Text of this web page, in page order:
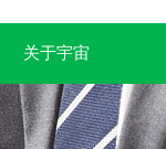
关于宇宙